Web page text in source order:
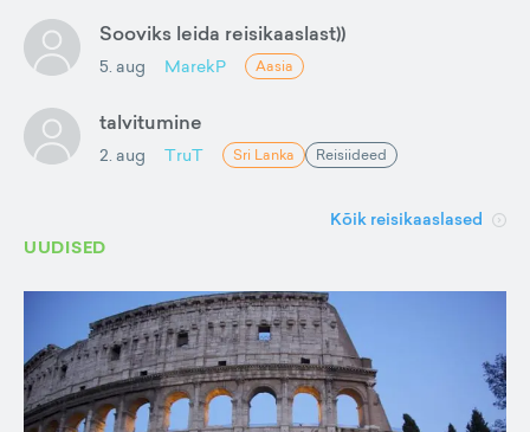
Sooviks leida reisikaaslast))
5. aug MarekP Aasia
talvitumine
2. aug TruT Sri Lanka Reisiideed
Kõik reisikaaslased
UUDISED